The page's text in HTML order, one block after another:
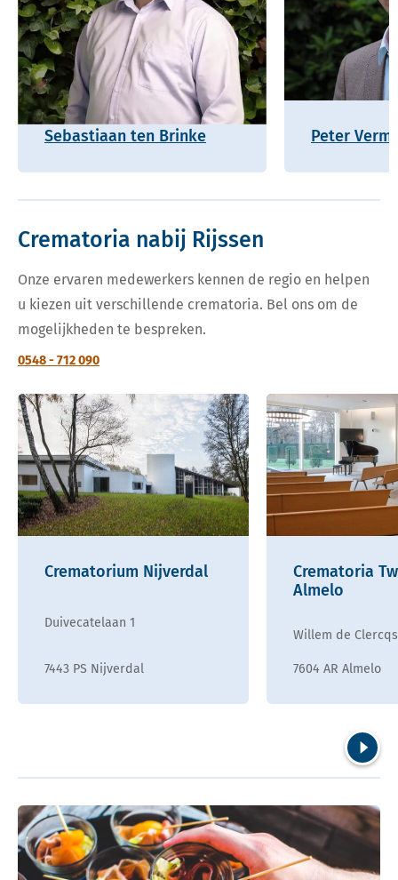
Sebastiaan ten Brinke Peter
Crematoria nabij Rijssen
Onze ervaren medewerkers kennen de regio en helpen
u kiezen uit verschillende crematoria. Bel ons om de
mogelijkheden te bespreken.
0548 - 712 090
Crematorium Nijverdal
Duivecatelaan 1
7443 PS Nijverdal
Crematoria
Almelo
Willem de
7604 AR Almelo